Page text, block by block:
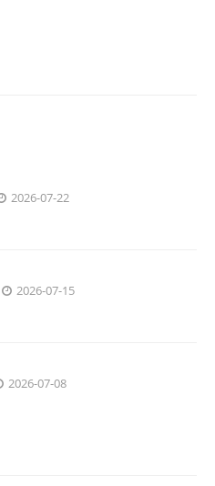
2026-07-22
2026-07-15
2026-07-08